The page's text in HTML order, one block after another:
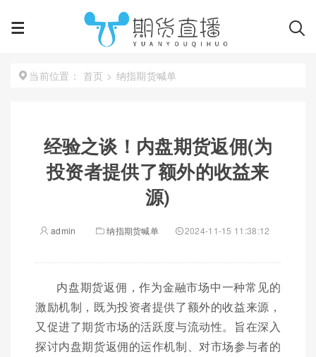
当前位置： 首页 > 纳指期货喊单
经验之谈！内盘期货返佣(为
投资者提供了额外的收益来
源)
admin 纳指期货喊单 2024-11-15 11:38:12
内盘期货返佣，作为金融市场中一种常见的
激励机制，既为投资者提供了额外的收益来源，
又促进了期货市场的活跃度与流动性。旨在深入
探讨内盘期货返佣的运作机制、对市场参与者的